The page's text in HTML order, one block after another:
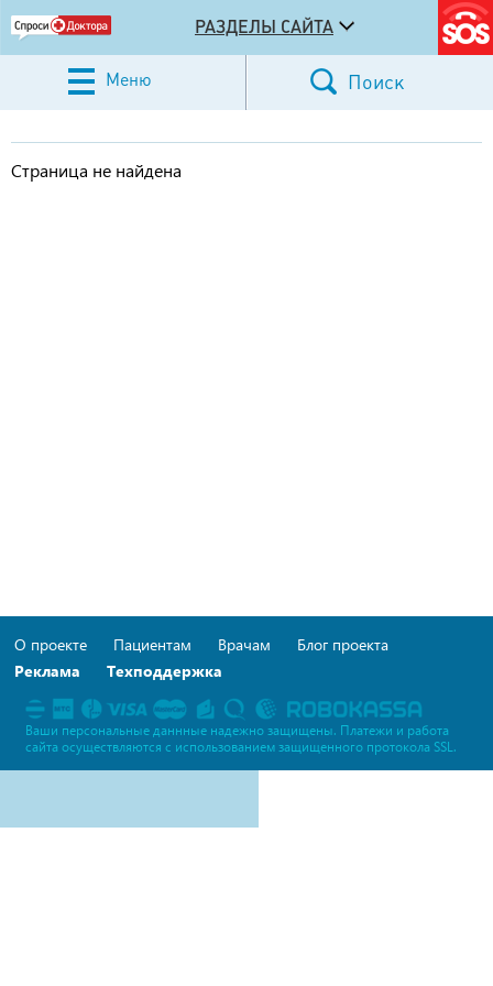
РАЗДЕЛЫ САЙТА
Меню Поиск
Страница не найдена
О проекте Пациентам Врачам
Блог проекта
Реклама
Техподдержка
Ваши персональные даннные надежно защищены. Платежи и работа
сайта осуществляются c использованием защищенного протокола SSL.